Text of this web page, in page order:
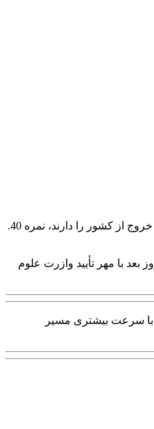
همانطور که گفتیم این آزمون صد سوال و صد نمره دارد. نمره ‌دهی آزمون برای دانشجویان دکتری از 50 به بالا در نظر گرفته شده و برای دانشجویان مقطع کارشناسی که قصد خروج از کشور را دارند، نمره 40.
است که این آزمون نمره منفی ندارد. زمان اعلام نتایج نیز بین 5 تا 10 روز طول کشیده و به صورت اینترنتی اعلام می‌شود. در نهاتی نیز مدرک اعطایی بین 40 تا 50 روز بعد با مهر تأیید وازرت علوم
با سرعت بیشتری مسیر